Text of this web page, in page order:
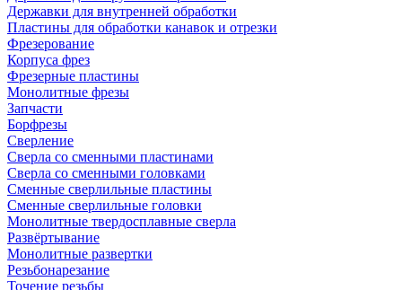
Державки для внутренней обработки
Пластины для обработки канавок и отрезки
Фрезерование
Корпуса фрез
Фрезерные пластины
Монолитные фрезы
Запчасти
Борфрезы
Сверление
Сверла со сменными пластинами
Сверла со сменными головками
Сменные сверлильные пластины
Сменные сверлильные головки
Монолитные твердосплавные сверла
Развёртывание
Монолитные развертки
Резьбонарезание
Точение резьбы